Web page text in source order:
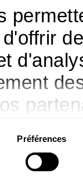
de
Préférences